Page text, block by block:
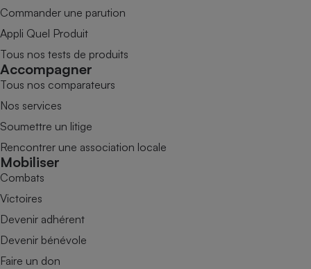
Commander une parution
Appli Quel Produit
Tous nos tests de produits
Accompagner
Tous nos comparateurs
Nos services
Soumettre un litige
Rencontrer une association locale
Mobiliser
Combats
Victoires
Devenir adhérent
Devenir bénévole
Faire un don